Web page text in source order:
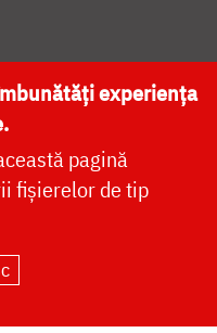
NAȚIONALĂ
MEDIA
experiența
pagină
fișierelor de tip